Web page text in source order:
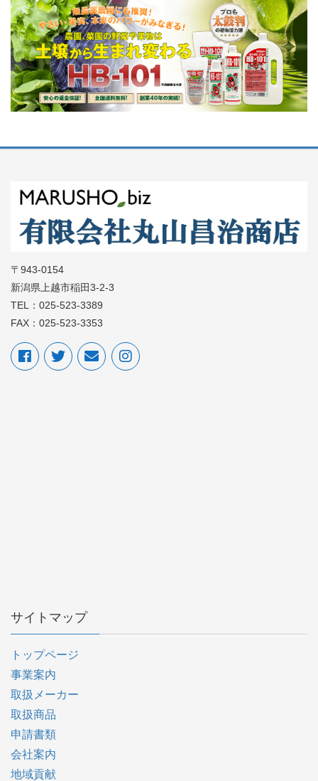
〒943-0154
新潟県上越市稲田3-2-3
TEL：025-523-3389
FAX：025-523-3353
サイトマップ
トップページ
事業案内
取扱メーカー
取扱商品
申請書類
会社案内
地域貢献